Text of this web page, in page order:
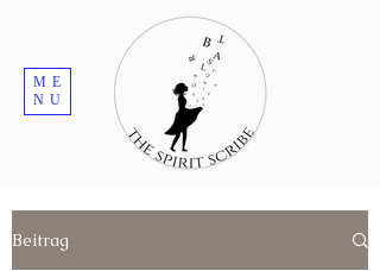
ME
NU
Beitrag